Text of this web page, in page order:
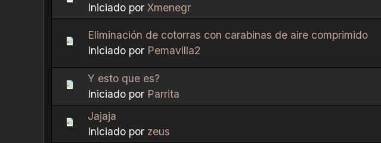
Iniciado por Xmenegr
Eliminación de cotorras con carabinas de aire comprimido
Iniciado por Pemavilla2
Y esto que es?
Iniciado por Parrita
Jajaja
Iniciado por zeus